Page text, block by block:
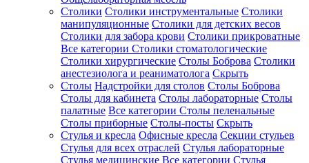
Столики Столики инструментальные Столики
манипуляционные Столики для детских весов
Столики для забора крови Столики прикроватные
Все категории Столики стоматологические
Столики хирургические Столы Боброва Столики
анестезиолога и реаниматолога Скрыть
Столы Надстройки для столов Столы Боброва
Столы для кабинета Столы лабораторные Столы
палатные Все категории Столы пеленальные
Столы приборные Столы-посты Скрыть
Стулья и кресла Офисные кресла Секции стульев
Стулья для всех отраслей Стулья лабораторные
Стулья медицинские Все категории Стулья